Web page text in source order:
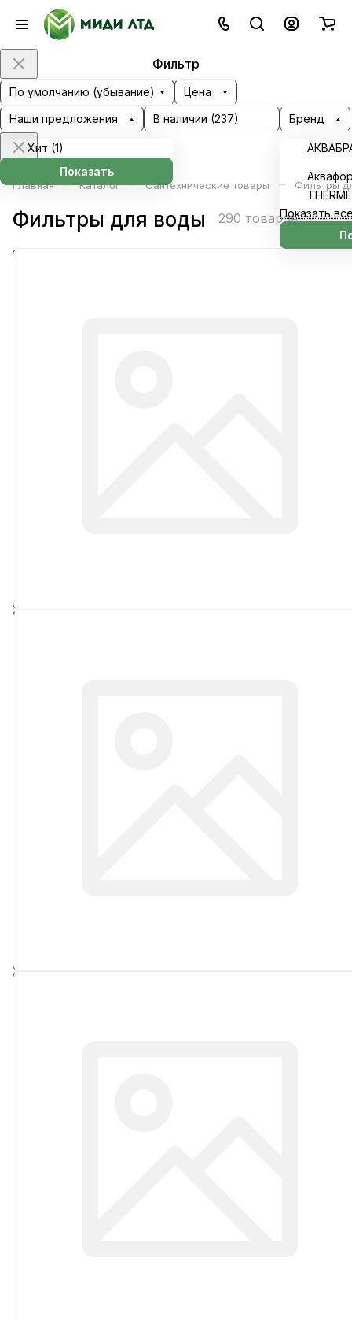
Фильтр
По умолчанию (убывание)
Цена
Наши предложения
Хит (1)
Показать
В наличии (237) Бренд
Показать
Главная – Каталог – Сантехнические товары – Фильтры
Фильтры для воды 290 товаров